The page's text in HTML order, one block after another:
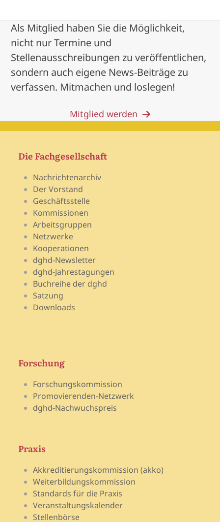
Als Mitglied haben Sie die Möglichkeit,
nicht nur Termine und
Stellenausschreibungen zu veröffentlichen,
sondern auch eigene News-Beiträge zu
verfassen. Mitmachen und loslegen!
Mitglied werden
Die Fachgesellschaft
Nachrichtenarchiv
Der Vorstand
Geschäftsstelle
Kommissionen
Arbeitsgruppen
Netzwerke
Kooperationen
dghd-Newsletter
dghd-Jahrestagungen
Buchreihe der dghd
Satzung
Downloads
Forschung
Forschungskommission
Promovierenden-Netzwerk
dghd-Nachwuchspreis
Praxis
Akkreditierungskommission (akko)
Weiterbildungskommission
Standards für die Praxis
Veranstaltungskalender
Stellenbörse